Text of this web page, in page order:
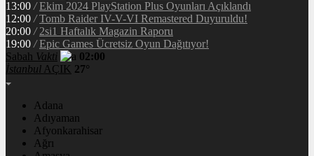
13:00 / Ekim 2024 PlayStation Plus Oyunları Açıklandı
12:00 / Tomb Raider IV-V-VI Remastered Duyuruldu!
20:00 / 2si1 Haftalık Magazin Raporu
19:00 / Epic Games Ücretsiz Oyun Dağıtıyor!
Sabah Vakti
02:00
İstanbul AÇIK 27°
Adana
Adıyaman
Afyonkarahisar
Ağrı